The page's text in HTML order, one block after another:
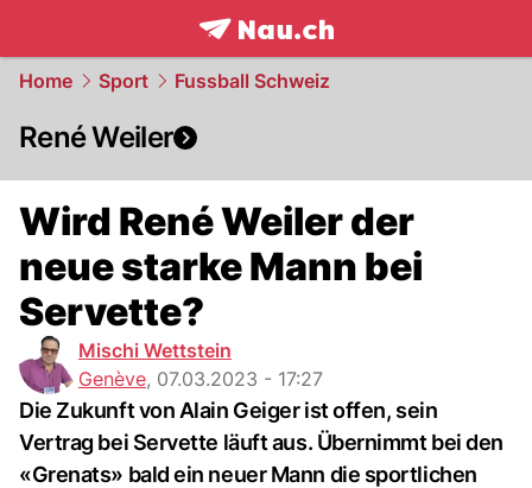
frontpage.NAU.ch
Home Sport Fussball Schweiz
René Weiler
Wird René Weiler der
neue starke Mann bei
Servette?
Mischi Wettstein
Genève, 07.03.2023 - 17:27
Die Zukunft von Alain Geiger ist offen, sein
Vertrag bei Servette läuft aus. Übernimmt bei den
«Grenats» bald ein neuer Mann die sportlichen